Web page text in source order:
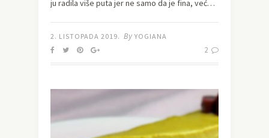
ju radila više puta jer ne samo da je fina, već…
2. LISTOPADA 2019. By YOGIANA
2